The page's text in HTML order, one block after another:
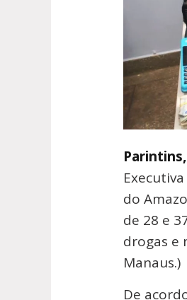
do
de 28 e
drogas e
Manaus.)
De